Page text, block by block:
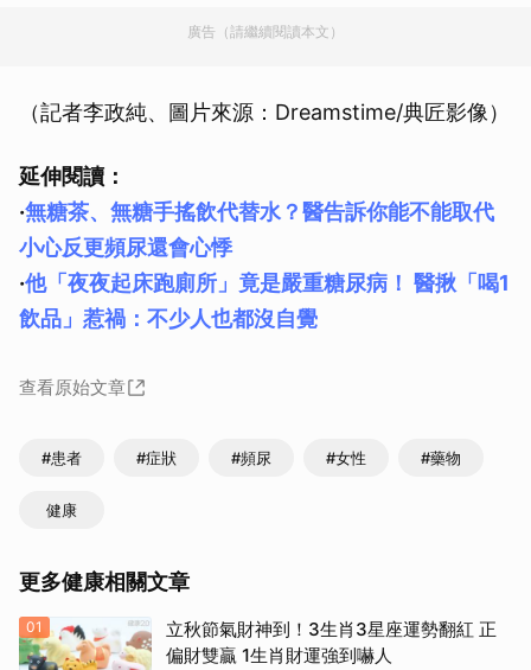
廣告（請繼續閱讀本文）
（記者李政純、圖片來源：Dreamstime/典匠影像）
延伸閱讀：
·無糖茶、無糖手搖飲代替水？醫告訴你能不能取代
小心反更頻尿還會心悸
·他「夜夜起床跑廁所」竟是嚴重糖尿病！ 醫揪「喝1
飲品」惹禍：不少人也都沒自覺
查看原始文章
#患者 #症狀 #頻尿 #女性 #藥物
健康
更多健康相關文章
01
立秋節氣財神到！3生肖3星座運勢翻紅 正
偏財雙贏 1生肖財運強到嚇人